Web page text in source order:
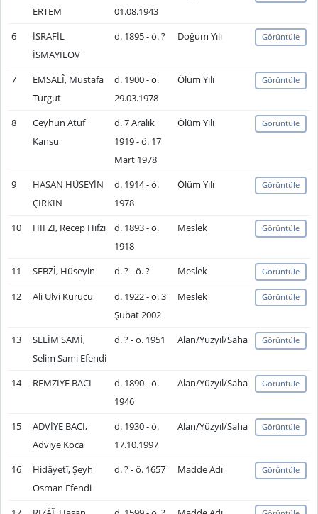
ERTEM
01.08.1943
6
İSRAFİL
İSMAYILOV
d. 1895 - ö. ? Doğum Yılı Görüntüle
7
EMSALÎ, Mustafa
Turgut
d. 1900 - ö.
29.03.1978
Ölüm Yılı Görüntüle
8
Ceyhun Atuf
Kansu
d. 7 Aralık
1919 - ö. 17
Mart 1978
Ölüm Yılı Görüntüle
9
HASAN HÜSEYİN
ÇİRKİN
d. 1914 - ö.
1978
Ölüm Yılı Görüntüle
10 HIFZI, Recep Hıfzı
d. 1893 - ö.
1918
Meslek Görüntüle
11 SEBZÎ, Hüseyin d. ? - ö. ? Meslek Görüntüle
12 Ali Ulvi Kurucu
d. 1922 - ö. 3
Şubat 2002
Meslek Görüntüle
13
SELİM SAMİ,
Selim Sami Efendi
d. ? - ö. 1951 Alan/Yüzyıl/Saha Görüntüle
14 REMZİYE BACI
d. 1890 - ö.
1946
Alan/Yüzyıl/Saha Görüntüle
15
ADVİYE BACI,
Adviye Koca
d. 1930 - ö.
17.10.1997
Alan/Yüzyıl/Saha Görüntüle
16
Hidâyetî, Şeyh
Osman Efendi
d. ? - ö. 1657 Madde Adı Görüntüle